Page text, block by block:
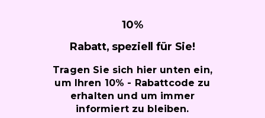
10%
Rabatt, speziell für Sie!
Tragen Sie sich hier unten ein,
um Ihren 10% - Rabattcode zu
erhalten und um immer
informiert zu bleiben.